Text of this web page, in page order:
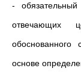
- обязательный
отвечающих
основе